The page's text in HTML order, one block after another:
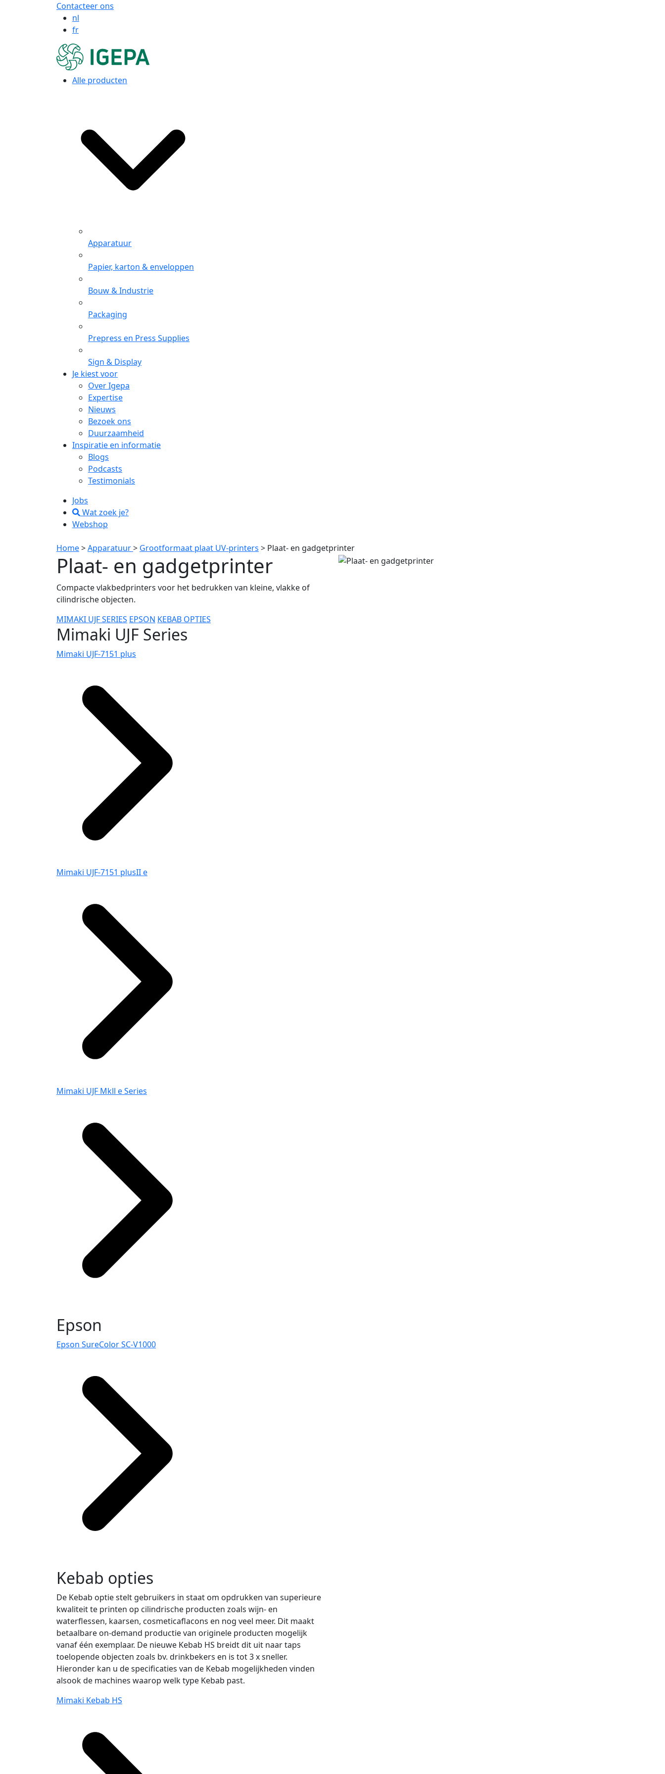
Contacteer ons
nl
fr
Alle producten
Apparatuur
Papier, karton & enveloppen
Bouw & Industrie
Packaging
Prepress en Press Supplies
Sign & Display
Je kiest voor
Over Igepa
Expertise
Nieuws
Bezoek ons
Duurzaamheid
Inspiratie en informatie
Blogs
Podcasts
Testimonials
Jobs
Wat zoek je?
Webshop
Home>Apparatuur> Grootformaat plaat UV-printers > Plaat- en gadgetprinter
Plaat- en gadgetprinter
Compacte vlakbedprinters voor het bedrukken van kleine, vlakke of
cilindrische objecten.
MIMAKI UJF SERIES EPSON KEBAB OPTIES
Mimaki UJF Series
Mimaki UJF-7151 plus
Mimaki UJF-7151 plusII e
Mimaki UJF Mkll e Series
Epson
Epson SureColor SC-V1000
Kebab opties
De Kebab optie stelt gebruikers in staat om opdrukken van superieure
kwaliteit te printen op cilindrische producten zoals wijn- en
waterflessen, kaarsen, cosmeticaflacons en nog veel meer. Dit maakt
betaalbare on-demand productie van originele producten mogelijk
vanaf één exemplaar. De nieuwe Kebab HS breidt dit uit naar taps
toelopende objecten zoals bv. drinkbekers en is tot 3 x sneller.
Hieronder kan u de specificaties van de Kebab mogelijkheden vinden
alsook de machines waarop welk type Kebab past.
Mimaki Kebab HS